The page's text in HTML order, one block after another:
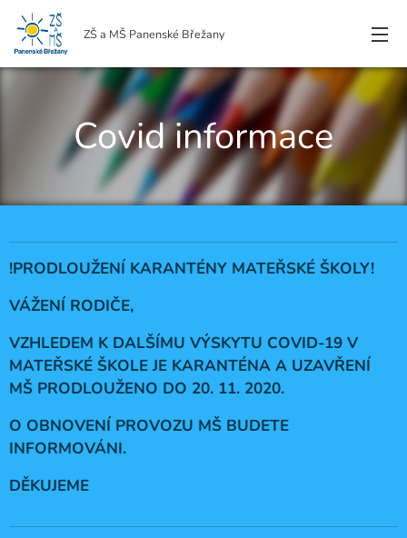
ZŠ a MŠ Panenské Břežany
Covid informace
!PRODLOUŽENÍ KARANTÉNY MATEŘSKÉ ŠKOLY!
VÁŽENÍ RODIČE,
VZHLEDEM K DALŠÍMU VÝSKYTU COVID-19 V
MATEŘSKÉ ŠKOLE JE KARANTÉNA A UZAVŘENÍ
MŠ PRODLOUŽENO DO 20. 11. 2020.
O OBNOVENÍ PROVOZU MŠ BUDETE
INFORMOVÁNI.
DĚKUJEME